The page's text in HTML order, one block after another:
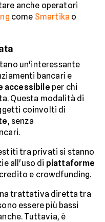
anche operatori
come Smartika o
un'interessante
bancari e
accessibile per chi
Questa modalità di
coinvolti di
, senza
tra privati si stanno
all'uso di piattaforme
e crowdfunding.
trattativa diretta tra
essere più bassi
Tuttavia, è